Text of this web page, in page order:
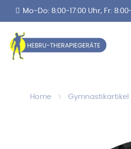
Mo-Do: 8:00-17:00 Uhr, Fr:
Home Gymnastikartikel